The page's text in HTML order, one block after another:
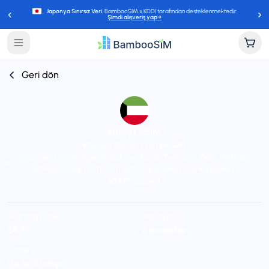
‹ Japonya Sınırsız Veri, BambooSIM x KDDI tarafından desteklenmektedir
Şimdi alışveriş yap→ ›
Geri dön